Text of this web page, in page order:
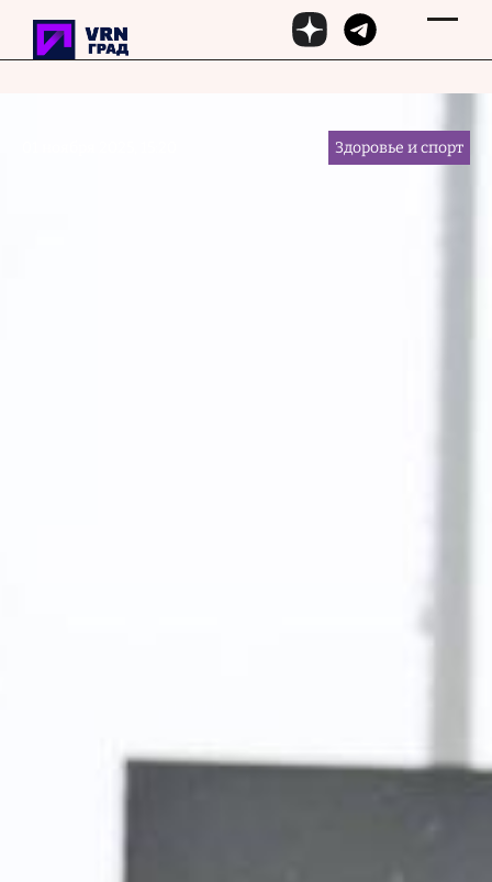
Перейти к основному содержанию
Здоровье и спорт